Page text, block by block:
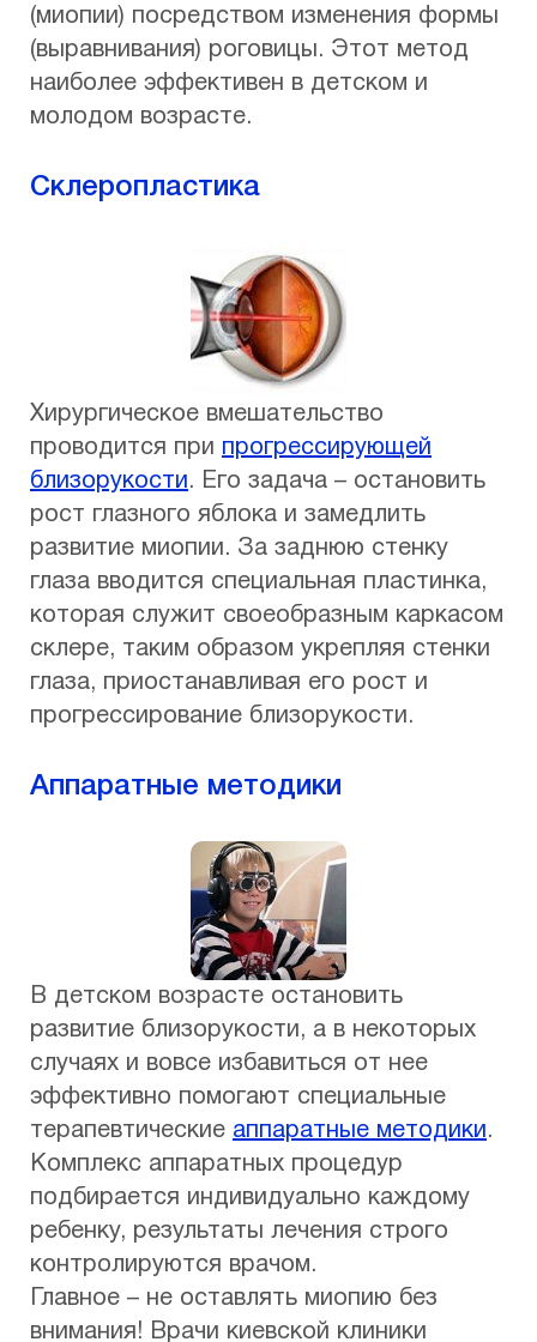
(миопии) посредством изменения формы
(выравнивания) роговицы. Этот метод
наиболее эффективен в детском и
молодом возрасте.
Склеропластика
Хирургическое вмешательство
проводится при прогрессирующей
близорукости. Его задача – остановить
рост глазного яблока и замедлить
развитие миопии. За заднюю стенку
глаза вводится специальная пластинка,
которая служит своеобразным каркасом
склере, таким образом укрепляя стенки
глаза, приостанавливая его рост и
прогрессирование близорукости.
Аппаратные методики
В детском возрасте остановить
развитие близорукости, а в некоторых
случаях и вовсе избавиться от нее
эффективно помогают специальные
терапевтические аппаратные методики.
Комплекс аппаратных процедур
подбирается индивидуально каждому
ребенку, результаты лечения строго
контролируются врачом.
Главное – не оставлять миопию без
внимания! Врачи киевской клиники